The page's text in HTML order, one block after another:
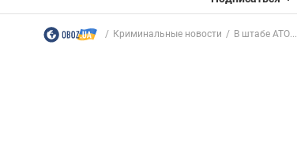
Криминальные новости В штабе АТО...